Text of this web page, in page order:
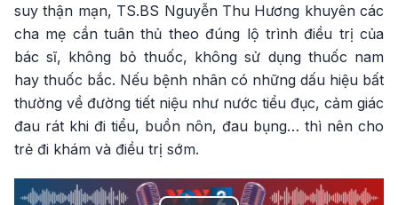
suy thận mạn, TS.BS Nguyễn Thu Hương khuyên các
cha mẹ cần tuân thủ theo đúng lộ trình điều trị của
bác sĩ, không bỏ thuốc, không sử dụng thuốc nam
hay thuốc bắc. Nếu bệnh nhân có những dấu hiệu bất
thường về đường tiết niệu như nước tiểu đục, cảm giác
đau rát khi đi tiểu, buồn nôn, đau bụng… thì nên cho
trẻ đi khám và điều trị sớm.